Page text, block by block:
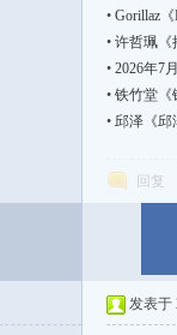
• Gorillaz《
• 许哲珮《
• 2026年7
• 铁竹堂《
• 邱泽《邱
回复
发表于